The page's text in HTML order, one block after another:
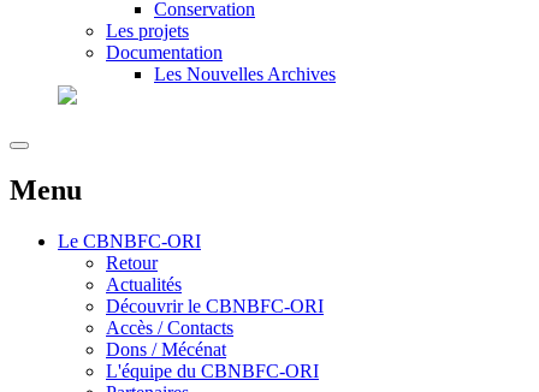
Conservation
Les projets
Documentation
Les Nouvelles Archives
Menu
Le CBNBFC-ORI
Retour
Actualités
Découvrir le CBNBFC-ORI
Accès / Contacts
Dons / Mécénat
L'équipe du CBNBFC-ORI